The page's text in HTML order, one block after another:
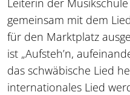
gemeinsam mit dem
für den Marktplatz
ist „Aufsteh’n,
das schwäbische Lied
internationales Lied